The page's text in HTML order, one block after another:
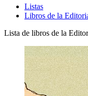
Listas
Libros de la
Lista de libros de la